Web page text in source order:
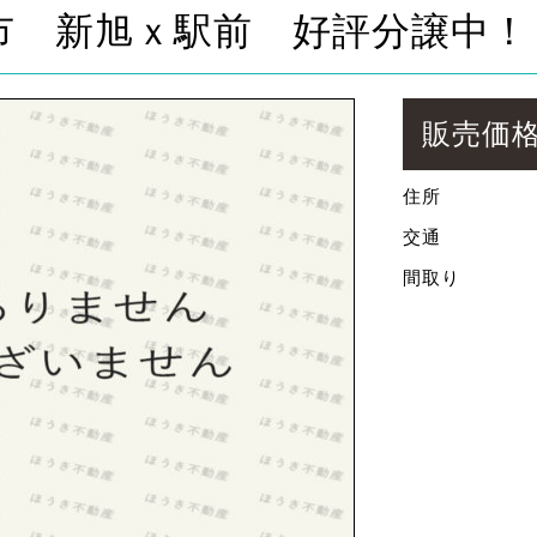
新旭ｘ駅前 好評分譲中！
販売価
住所
交通
間取り